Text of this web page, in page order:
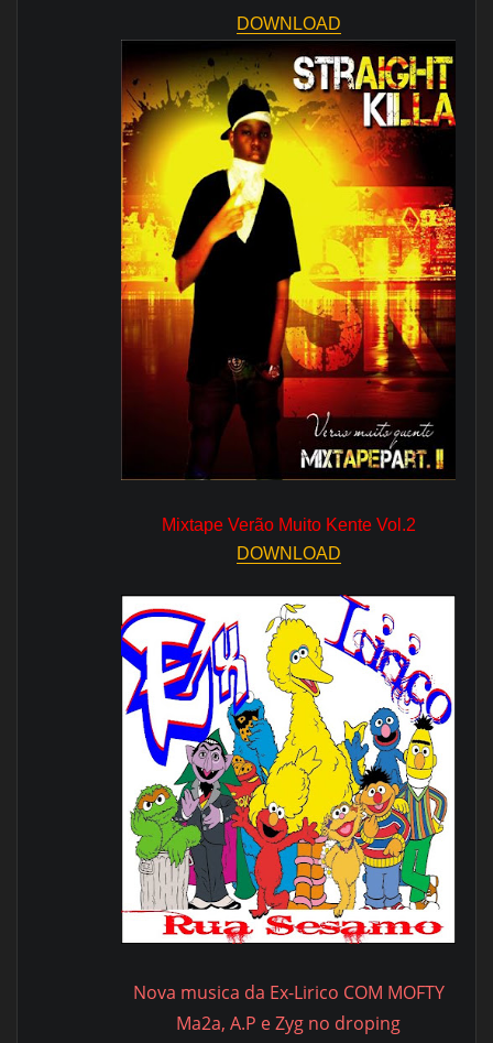
DOWNLOAD
Mixtape Verão Muito Kente Vol.2
DOWNLOAD
Nova musica da Ex-Lirico COM MOFTY
Ma2a, A.P e Zyg no droping